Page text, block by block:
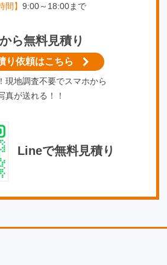
間】 9:00～18:00まで
ら無料見積り
り依頼はこちら
現地調査不要でスマホから
真が送れる！！
Lineで無料見積り